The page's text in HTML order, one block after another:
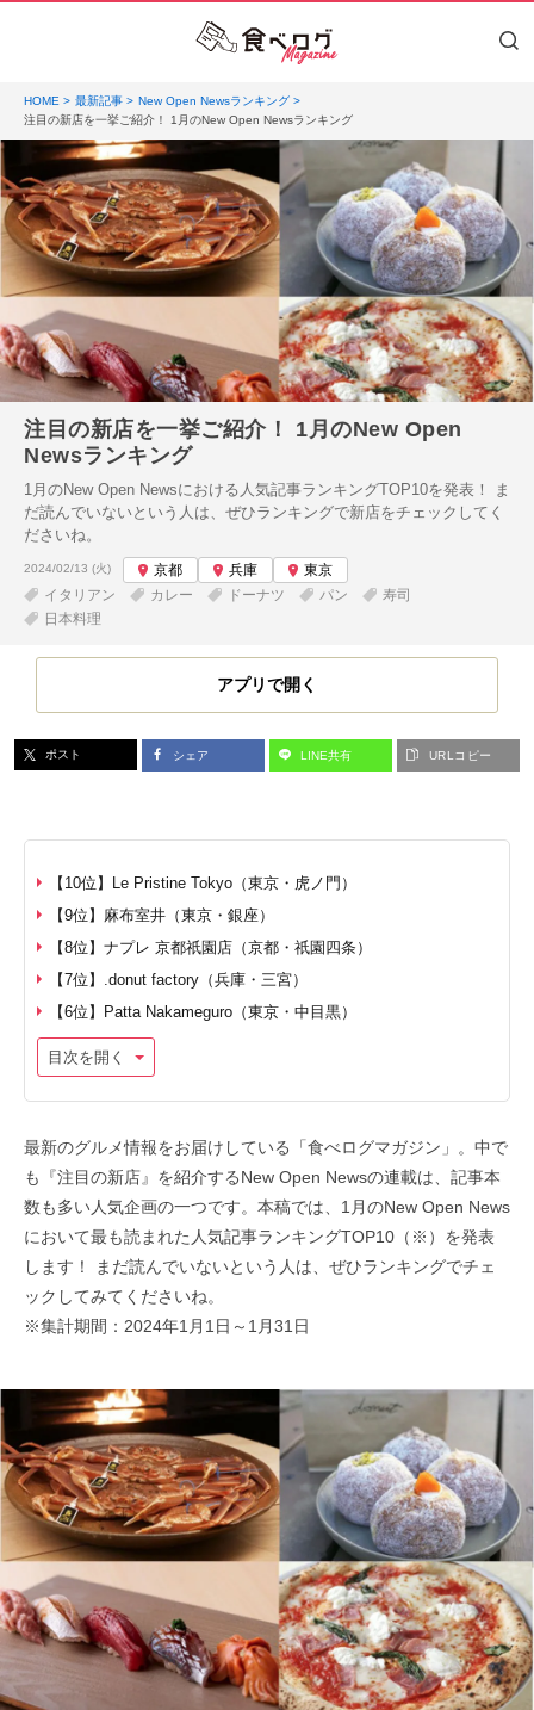
HOME 最新記事
New Open Newsランキング
注目の新店を一挙ご紹介！ 1月のNew Open Newsランキング
注目の新店を一挙ご紹介！ 1月のNew Open
Newsランキング
1月のNew Open Newsにおける人気記事ランキングTOP10を発表！ ま
だ読んでいないという人は、ぜひランキングで新店をチェックしてく
ださいね。
投稿日:
2024/02/13 (火) 京都 兵庫
東京
イタリアン
カレー ドーナツ パン
寿司
日本料理
アプリで開く
ポスト シェア LINE共有 URLコピー
【10位】Le Pristine Tokyo（東京・虎ノ門）
【9位】麻布室井（東京・銀座）
【8位】ナプレ 京都祇園店（京都・祇園四条）
【7位】.donut factory（兵庫・三宮）
【6位】Patta Nakameguro（東京・中目黒）
目次を開く
最新のグルメ情報をお届けしている「食べログマガジン」。中で
も『注目の新店』を紹介するNew Open Newsの連載は、記事本
数も多い人気企画の一つです。本稿では、1月のNew Open News
において最も読まれた人気記事ランキングTOP10（※）を発表
します！ まだ読んでいないという人は、ぜひランキングでチェ
ックしてみてくださいね。
※集計期間：2024年1月1日～1月31日